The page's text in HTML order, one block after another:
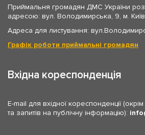
Приймальня громадян ДМС України
адресою: вул. Володимирська, 9, м.
Адреса для листування:
Графік роботи приймальні громадян
Вхідна кореспонденція
E-mail для вхідної кореспонденції
та запитів на публічну інформацію): info